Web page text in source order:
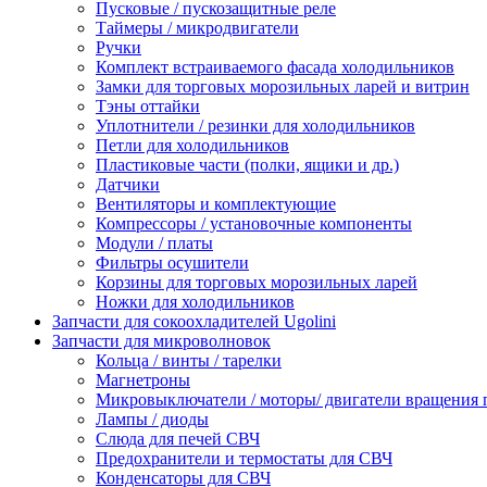
Пусковые / пускозащитные реле
Таймеры / микродвигатели
Ручки
Комплект встраиваемого фасада холодильников
Замки для торговых морозильных ларей и витрин
Тэны оттайки
Уплотнители / резинки для холодильников
Петли для холодильников
Пластиковые части (полки, ящики и др.)
Датчики
Вентиляторы и комплектующие
Компрессоры / установочные компоненты
Модули / платы
Фильтры осушители
Корзины для торговых морозильных ларей
Ножки для холодильников
Запчасти для сокоохладителей Ugolini
Запчасти для микроволновок
Кольца / винты / тарелки
Магнетроны
Микровыключатели / моторы/ двигатели вращения
Лампы / диоды
Слюда для печей СВЧ
Предохранители и термостаты для СВЧ
Конденсаторы для СВЧ